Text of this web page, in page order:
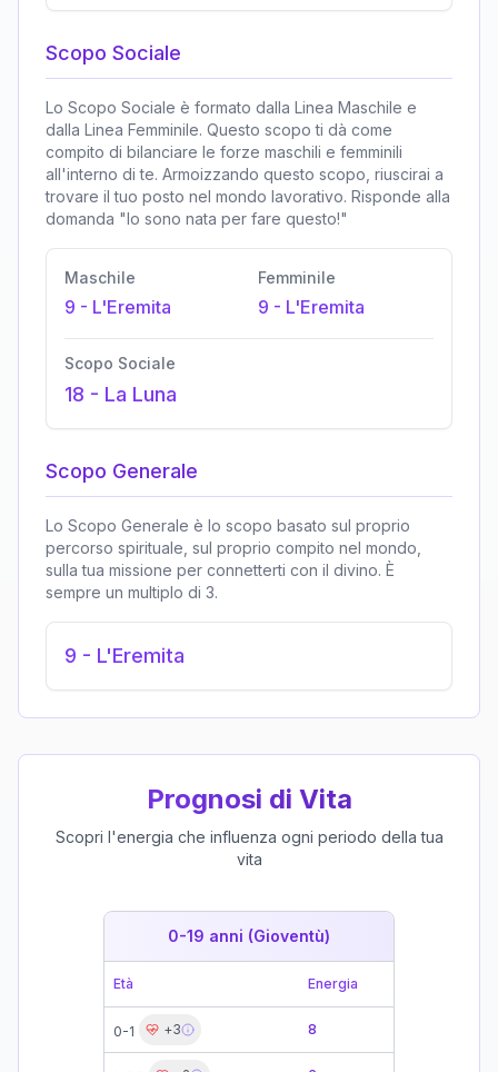
Scopo Sociale
Lo Scopo Sociale è formato dalla Linea Maschile e
dalla Linea Femminile. Questo scopo ti dà come
compito di bilanciare le forze maschili e femminili
all'interno di te. Armoizzando questo scopo, riuscirai a
trovare il tuo posto nel mondo lavorativo. Risponde alla
domanda "Io sono nata per fare questo!"
Maschile
9 - L'Eremita
Femminile
9 - L'Eremita
Scopo Sociale
18 - La Luna
Scopo Generale
Lo Scopo Generale è lo scopo basato sul proprio
percorso spirituale, sul proprio compito nel mondo,
sulla tua missione per connetterti con il divino. È
sempre un multiplo di 3.
9 - L'Eremita
Prognosi di Vita
Scopri l'energia che influenza ogni periodo della tua
vita
0-19 anni (Gioventù)
Età Energia
0-1 +3 8